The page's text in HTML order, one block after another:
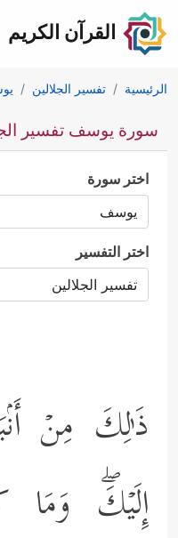
القرآن الكريم
الرئيسية تفسير الجلالين
سورة يوسف تفسير
اختر سورة
اختر التفسير
ذَ ٰ⁠لِكَ مِنۡ
إِلَیۡكَۖ وَمَا